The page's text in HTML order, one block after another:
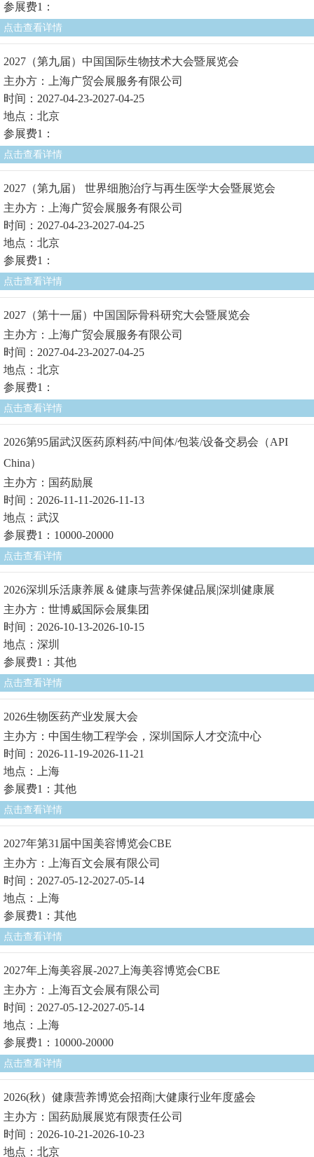
参展费1：
点击查看详情
2027（第九届）中国国际生物技术大会暨展览会
主办方：上海广贸会展服务有限公司
时间：2027-04-23-2027-04-25
地点：北京
参展费1：
点击查看详情
2027（第九届） 世界细胞治疗与再生医学大会暨展览会
主办方：上海广贸会展服务有限公司
时间：2027-04-23-2027-04-25
地点：北京
参展费1：
点击查看详情
2027（第十一届）中国国际骨科研究大会暨展览会
主办方：上海广贸会展服务有限公司
时间：2027-04-23-2027-04-25
地点：北京
参展费1：
点击查看详情
2026第95届武汉医药原料药/中间体/包装/设备交易会（API
China）
主办方：国药励展
时间：2026-11-11-2026-11-13
地点：武汉
参展费1：10000-20000
点击查看详情
2026深圳乐活康养展＆健康与营养保健品展|深圳健康展
主办方：世博威国际会展集团
时间：2026-10-13-2026-10-15
地点：深圳
参展费1：其他
点击查看详情
2026生物医药产业发展大会
主办方：中国生物工程学会，深圳国际人才交流中心
时间：2026-11-19-2026-11-21
地点：上海
参展费1：其他
点击查看详情
2027年第31届中国美容博览会CBE
主办方：上海百文会展有限公司
时间：2027-05-12-2027-05-14
地点：上海
参展费1：其他
点击查看详情
2027年上海美容展-2027上海美容博览会CBE
主办方：上海百文会展有限公司
时间：2027-05-12-2027-05-14
地点：上海
参展费1：10000-20000
点击查看详情
2026(秋）健康营养博览会招商|大健康行业年度盛会
主办方：国药励展展览有限责任公司
时间：2026-10-21-2026-10-23
地点：北京